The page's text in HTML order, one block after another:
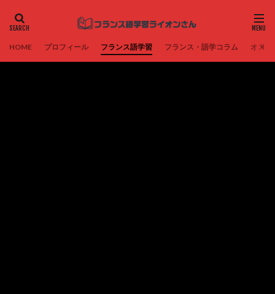
HOME プロフィール フランス語学習 フランス・語学コラム オスス